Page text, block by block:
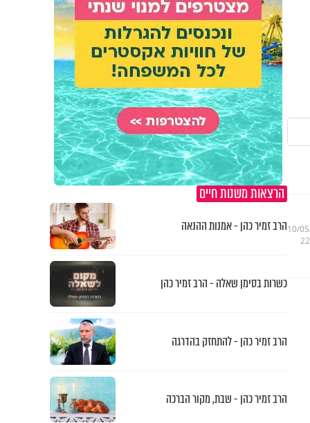
10/
הרצאות משנות חיים
הרב זמיר כהן - אמנות ההנאה
כשרות בסימן שאלה - הרב זמיר כהן
הרב זמיר כהן - להתחזק בהדרגה
הרב זמיר כהן - שבת, מקור הברכה